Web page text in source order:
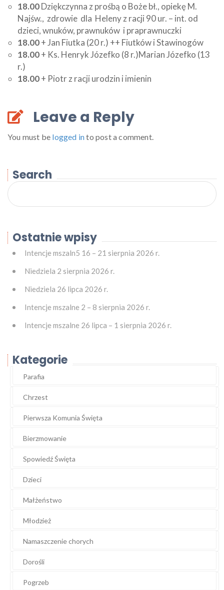
18.00Dziękczynna z prośbą o Boże bł., opiekę M.
Najśw., zdrowie dla Heleny z racji 90 ur. – int. od
dzieci, wnuków, prawnuków i praprawnuczki
18.00+ Jan Fiutka (20 r.) ++ Fiutków i Stawinogów
18.00+ Ks. Henryk Józefko (8 r.)Marian Józefko (13
r.)
18.00+ Piotr z racji urodzin i imienin
Leave a Reply
You must be logged into post a comment.
Search
Ostatnie wpisy
Intencje mszaln5 16 – 21 sierpnia 2026 r.
Niedziela 2 sierpnia 2026 r.
Niedziela 26 lipca 2026 r.
Intencje mszalne 2 – 8 sierpnia 2026 r.
Intencje mszalne 26 lipca – 1 sierpnia 2026 r.
Kategorie
Parafia
Chrzest
Pierwsza Komunia Święta
Bierzmowanie
Spowiedź Święta
Dzieci
Małżeństwo
Młodzież
Namaszczenie chorych
Dorośli
Pogrzeb